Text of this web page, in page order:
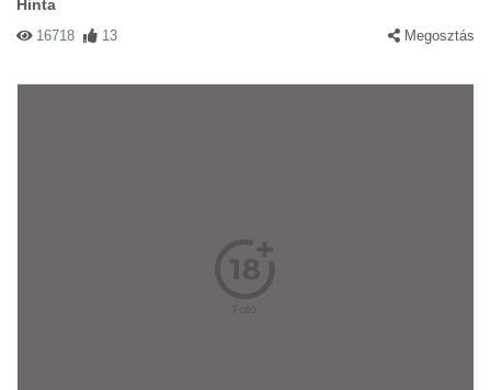
Hinta
16718 13 Megosztás